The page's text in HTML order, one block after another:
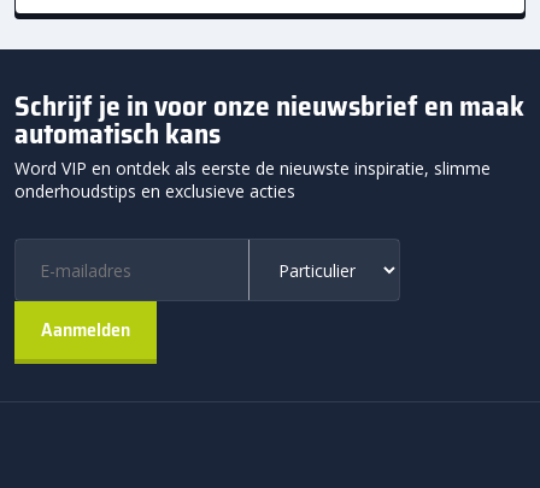
Schrijf je in voor onze nieuwsbrief en maak
automatisch kans
Word VIP en ontdek als eerste de nieuwste inspiratie, slimme
onderhoudstips en exclusieve acties